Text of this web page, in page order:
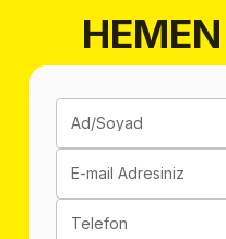
Ad/Soyad
E-mail Adresiniz
Telefon